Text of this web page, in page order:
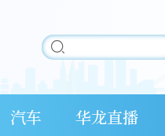
汽车 华龙直播